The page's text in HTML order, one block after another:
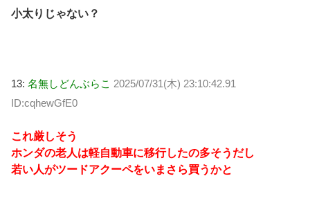
小太りじゃない？
13: 名無しどんぶらこ 2025/07/31(木) 23:10:42.91
ID:cqhewGfE0
これ厳しそう
ホンダの老人は軽自動車に移行したの多そうだし
若い人がツードアクーペをいまさら買うかと